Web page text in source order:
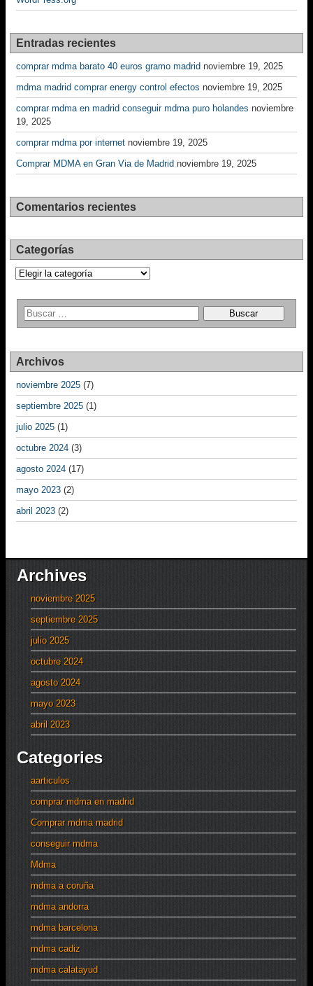
Entradas recientes
comprar mdma barato 40 euros gramo madrid noviembre 19, 2025
mdma madrid comprar energy control efectos noviembre 19, 2025
comprar mdma en madrid conseguir mdma puro holandes noviembre
19, 2025
comprar mdma por internet noviembre 19, 2025
Comprar MDMA en Gran Via de Madrid noviembre 19, 2025
Comentarios recientes
Categorías
Categorías
Archivos
noviembre 2025 (7)
septiembre 2025 (1)
julio 2025 (1)
octubre 2024 (3)
agosto 2024 (17)
mayo 2023 (2)
abril 2023 (2)
Archives
noviembre 2025
septiembre 2025
julio 2025
octubre 2024
agosto 2024
mayo 2023
abril 2023
Categories
aarticulos
comprar mdma en madrid
Comprar mdma madrid
conseguir mdma
Mdma
mdma a coruña
mdma andorra
mdma barcelona
mdma cadiz
mdma calatayud